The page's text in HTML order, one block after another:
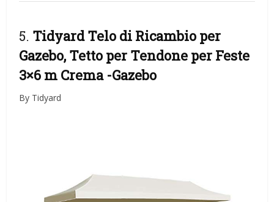
5. Tidyard Telo di Ricambio per
Gazebo, Tetto per Tendone per Feste
3×6 m Crema -Gazebo
By Tidyard